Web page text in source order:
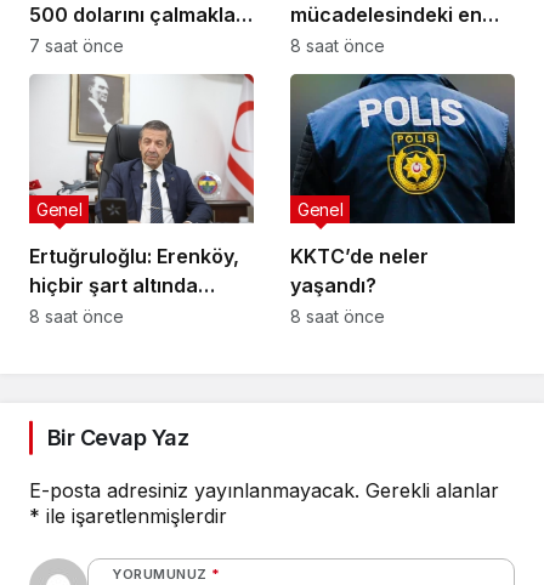
500 dolarını çalmakla
suçlandı, 51 gündür
kaçak yaşadığı ortaya
7 saat önce
mücadelesindeki en
önemli dönüm
noktalarından biri”
8 saat önce
Ertuğruloğlu: Erenköy,
hiçbir şart altında
esareti kabul
Genel
8 saat önce
KKTC’de neler
yaşandı?
Genel
8 saat önce
Bir Cevap Yaz
E-posta adresiniz yayınlanmayacak. Gerekli alanlar
* ile işaretlenmişlerdir
YORUMUNUZ *